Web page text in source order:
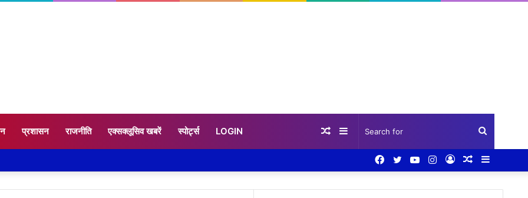
प्रशासन राजनीति एक्सक्लूसिव खबरें स्पोर्ट्स LOGIN Search
for
Sidebar
Random
Sidebar
Random
Log
Instagram
YouTube
Twitter
Facebook